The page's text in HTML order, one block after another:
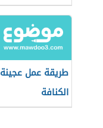
طريقة عمل عجينة
الكنافة